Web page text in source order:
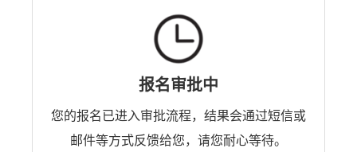
报名审批中
您的报名已进入审批流程，结果会通过短信或
邮件等方式反馈给您，请您耐心等待。